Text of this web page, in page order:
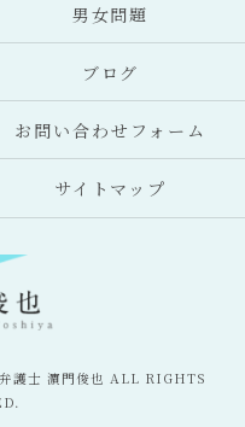
男女問題
ブログ
お問い合わせフォーム
サイトマップ
護士 濵門俊也 ALL RIGHTS